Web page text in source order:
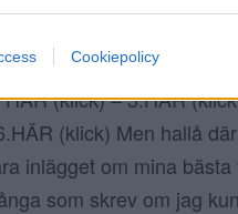
Cookiepolicy
(klick) – 3.HÄR
(klick) Men hallå
inlägget om mina
som skrev om jag